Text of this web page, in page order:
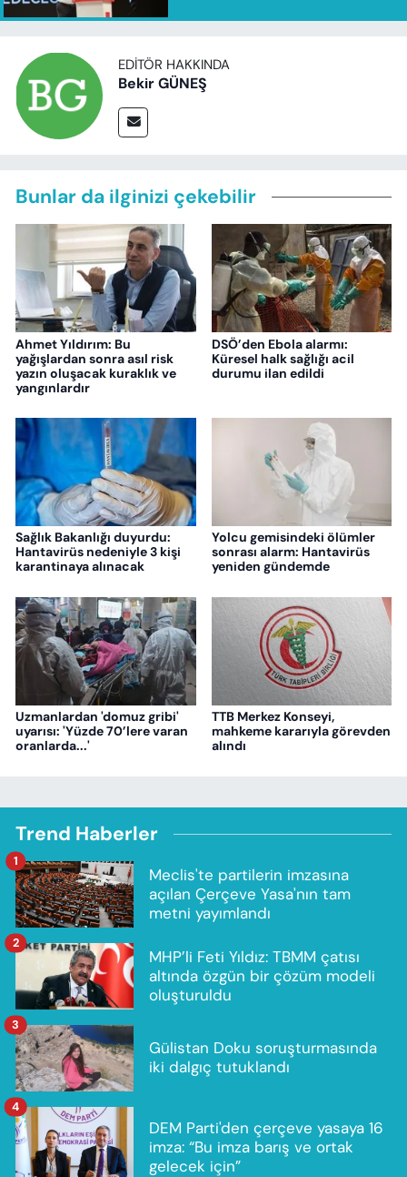
EDITÖR HAKKINDA
Bekir GÜNEŞ
Bunlar da ilginizi çekebilir
Ahmet Yıldırım: Bu
yağışlardan sonra asıl risk
yazın oluşacak kuraklık ve
yangınlardır
DSÖ’den Ebola alarmı:
Küresel halk sağlığı acil
durumu ilan edildi
Sağlık Bakanlığı duyurdu:
Hantavirüs nedeniyle 3 kişi
karantinaya alınacak
Yolcu gemisindeki ölümler
sonrası alarm: Hantavirüs
yeniden gündemde
Uzmanlardan 'domuz gribi'
uyarısı: 'Yüzde 70’lere varan
oranlarda...'
TTB Merkez Konseyi,
mahkeme kararıyla görevden
alındı
Trend Haberler
Meclis'te partilerin imzasına
açılan Çerçeve Yasa'nın tam
metni yayımlandı
1
MHP’li Feti Yıldız: TBMM çatısı
altında özgün bir çözüm modeli
oluşturuldu
2
Gülistan Doku soruşturmasında
iki dalgıç tutuklandı
3
DEM Parti'den çerçeve yasaya 16
imza: “Bu imza barış ve ortak
gelecek için”
4